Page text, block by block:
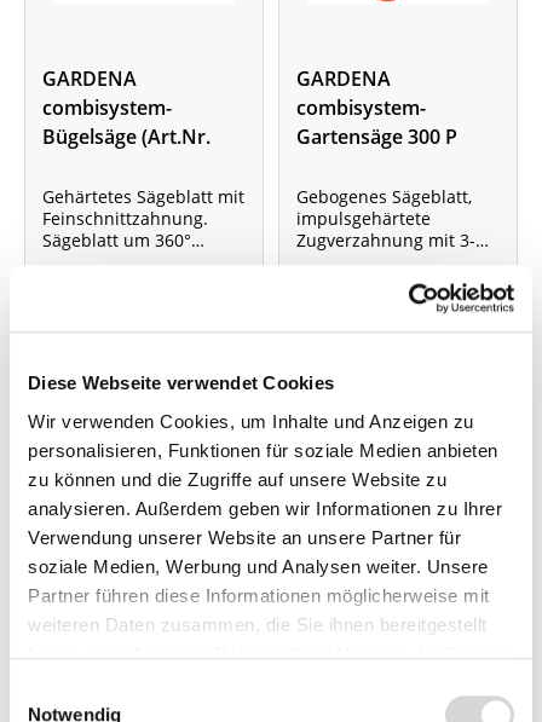
Diese Webseite verwendet Cookies
Wir verwenden Cookies, um Inhalte und Anzeigen zu
personalisieren, Funktionen für soziale Medien anbieten
zu können und die Zugriffe auf unsere Website zu
analysieren. Außerdem geben wir Informationen zu Ihrer
Verwendung unserer Website an unsere Partner für
soziale Medien, Werbung und Analysen weiter. Unsere
Partner führen diese Informationen möglicherweise mit
weiteren Daten zusammen, die Sie ihnen bereitgestellt
Notwendig
GARDENA
combisystem-
Bügelsäge (Art.Nr.
Gehärtetes Sägeblatt mit
Feinschnittzahnung.
Sägeblatt um 360°
GARDENA
combisystem-
Gartensäge 300 P
225017)
Gebogenes Sägeblatt,
impulsgehärtete
Zugverzahnung mit 3-
kraftsparendes Sägen
und
Lieferzeit: 4 - 9 Werktage
GARDENA